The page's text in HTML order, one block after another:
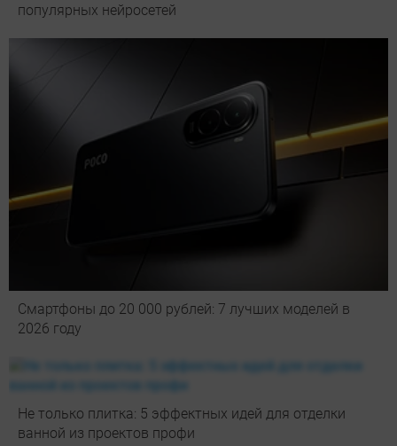
популярных нейросетей
Смартфоны до 20 000 рублей: 7 лучших моделей в
2026 году
Не только плитка: 5 эффектных идей для отделки
ванной из проектов профи